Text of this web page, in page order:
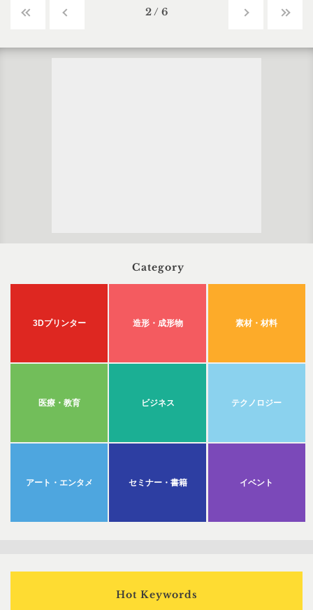
2 / 6
Category
3Dプリンター 造形・成形物 素材・材料
医療・教育 ビジネス テクノロジー
アート・エンタメ セミナー・書籍 イベント
Hot Keywords